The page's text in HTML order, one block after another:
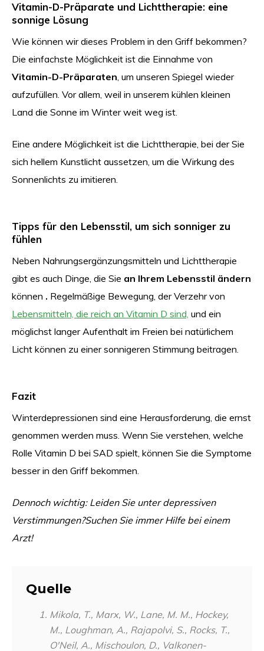
Vitamin-D-Präparate und Lichttherapie: eine
sonnige Lösung
Wie können wir dieses Problem in den Griff bekommen?
Die einfachste Möglichkeit ist die Einnahme von
Vitamin-D-Präparaten, um unseren Spiegel wieder
aufzufüllen. Vor allem, weil in unserem kühlen kleinen
Land die Sonne im Winter weit weg ist.
Eine andere Möglichkeit ist die Lichttherapie, bei der Sie
sich hellem Kunstlicht aussetzen, um die Wirkung des
Sonnenlichts zu imitieren.
Tipps für den Lebensstil, um sich sonniger zu
fühlen
Neben Nahrungsergänzungsmitteln und Lichttherapie
gibt es auch Dinge, die Sie an Ihrem Lebensstil ändern
können . Regelmäßige Bewegung, der Verzehr von
Lebensmitteln, die reich an Vitamin D sind, und ein
möglichst langer Aufenthalt im Freien bei natürlichem
Licht können zu einer sonnigeren Stimmung beitragen.
Fazit
Winterdepressionen sind eine Herausforderung, die ernst
genommen werden muss. Wenn Sie verstehen, welche
Rolle Vitamin D bei SAD spielt, können Sie die Symptome
besser in den Griff bekommen.
Dennoch wichtig: Leiden Sie unter depressiven
Verstimmungen?Suchen Sie immer Hilfe bei einem
Arzt!
Quelle
Mikola, T., Marx, W., Lane, M. M., Hockey,
M., Loughman, A., Rajapolvi, S., Rocks, T.,
O'Neil, A., Mischoulon, D., Valkonen-